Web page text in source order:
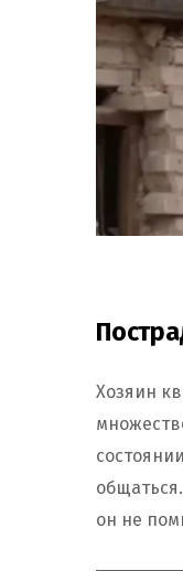
Хозяин
он не